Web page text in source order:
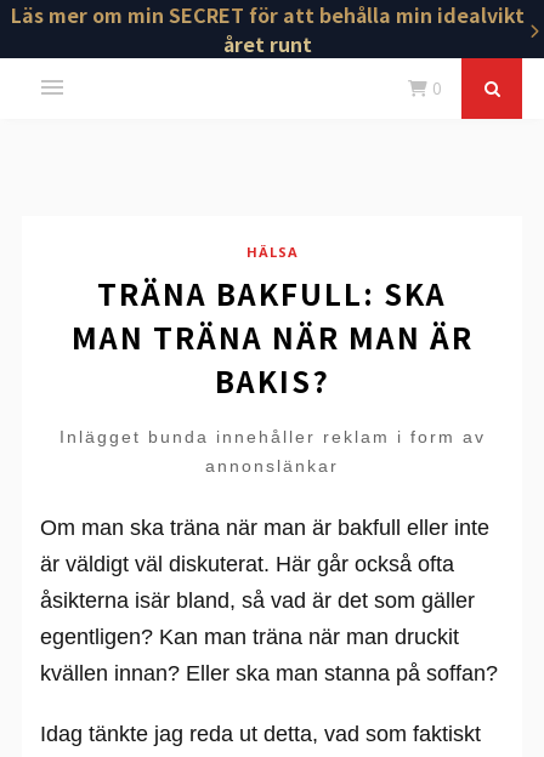
Läs mer om min SECRET för att behålla min idealvikt
året runt
0
HÄLSA
TRÄNA BAKFULL: SKA
MAN TRÄNA NÄR MAN ÄR
BAKIS?
Inlägget bunda innehåller reklam i form av
annonslänkar
Om man ska träna när man är bakfull eller inte
är väldigt väl diskuterat. Här går också ofta
åsikterna isär bland, så vad är det som gäller
egentligen? Kan man träna när man druckit
kvällen innan? Eller ska man stanna på soffan?
Idag tänkte jag reda ut detta, vad som faktiskt